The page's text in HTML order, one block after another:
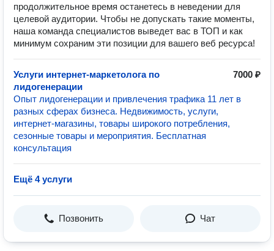
продолжительное время останетесь в неведении для
целевой аудитории. Чтобы не допускать такие моменты,
наша команда специалистов выведет вас в ТОП и как
минимум сохраним эти позиции для вашего веб ресурса!
Услуги интернет-маркетолога по
лидогенерации
7000 ₽
Опыт лидогенерации и привлечения трафика 11 лет в
разных сферах бизнеса. Недвижимость, услуги,
интернет-магазины, товары широкого потребления,
сезонные товары и мероприятия. Бесплатная
консультация
Ещё 4 услуги
Позвонить Чат